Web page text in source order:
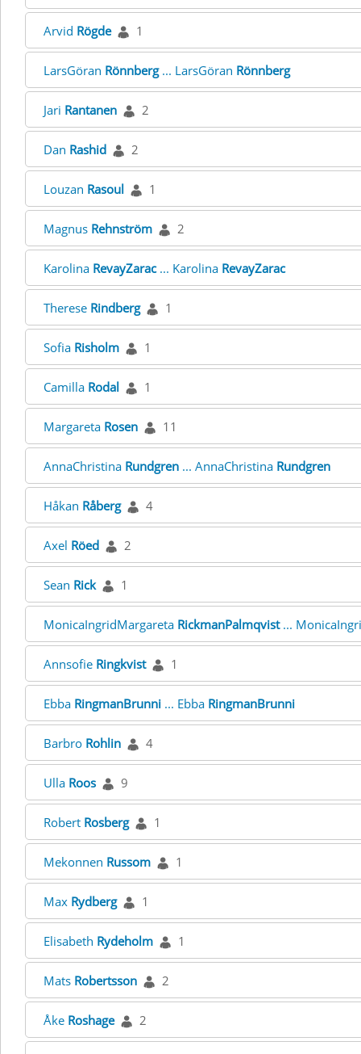
Arvid Rögde 1
LarsGöran Rönnberg... LarsGöran Rönnberg
Jari Rantanen 2
Dan Rashid 2
Louzan Rasoul 1
Magnus Rehnström 2
Karolina RevayZarac... Karolina RevayZarac
Therese Rindberg 1
Sofia Risholm 1
Camilla Rodal 1
Margareta Rosen 11
AnnaChristina Rundgren ... AnnaChristina Rundgren
Håkan Råberg 4
Axel Röed 2
Sean Rick 1
MonicaIngridMargareta RickmanPalmqvist...
Annsofie Ringkvist 1
Ebba RingmanBrunni ... Ebba RingmanBrunni
Barbro Rohlin 4
Ulla Roos 9
Robert Rosberg 1
Mekonnen Russom 1
Max Rydberg 1
Elisabeth Rydeholm 1
Mats Robertsson 2
Åke Roshage 2